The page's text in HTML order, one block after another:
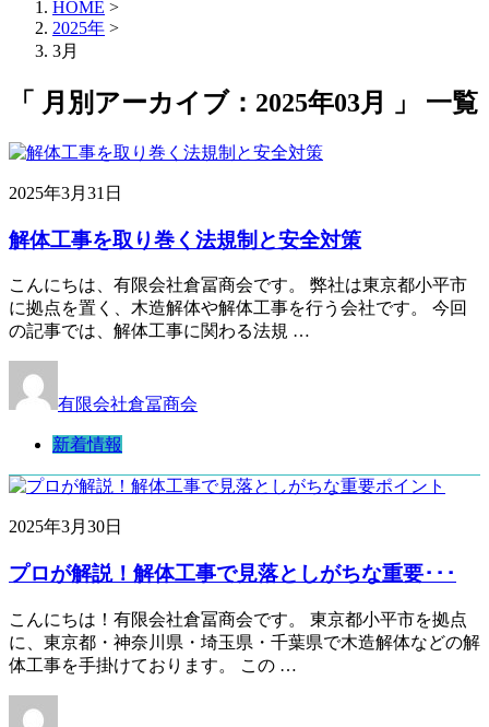
HOME >
2025年 >
3月
「 月別アーカイブ：2025年03月 」 一覧
2025年3月31日
解体工事を取り巻く法規制と安全対策
こんにちは、有限会社倉冨商会です。 弊社は東京都小平市
に拠点を置く、木造解体や解体工事を行う会社です。 今回
の記事では、解体工事に関わる法規 …
有限会社倉冨商会
新着情報
2025年3月30日
プロが解説！解体工事で見落としがちな重要･･･
こんにちは！有限会社倉冨商会です。 東京都小平市を拠点
に、東京都・神奈川県・埼玉県・千葉県で木造解体などの解
体工事を手掛けております。 この …